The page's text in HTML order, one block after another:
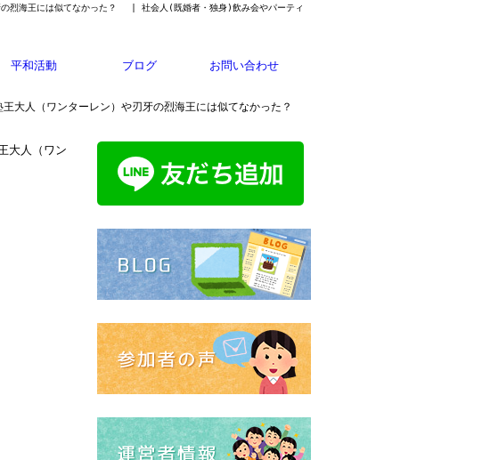
の烈海王には似てなかった？ | 社会人(既婚者・独身)飲み会やパーティ
平和活動 ブログ お問い合わせ
大人（ワンターレン）や刃牙の烈海王には似てなかった？
大人（ワン